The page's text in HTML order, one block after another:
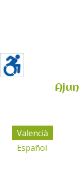
Valencià
Español